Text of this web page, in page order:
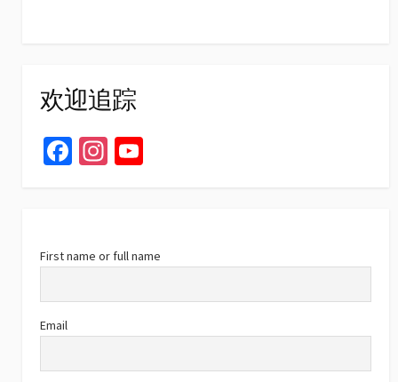
欢迎追踪
Fa
o
k
In
m b
e
First name or full name
Email